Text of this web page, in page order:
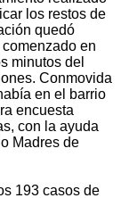
los restos de
quedó
en
minutos del
Conmovida
en el barrio
encuesta
con la ayuda
Madres de
193 casos de